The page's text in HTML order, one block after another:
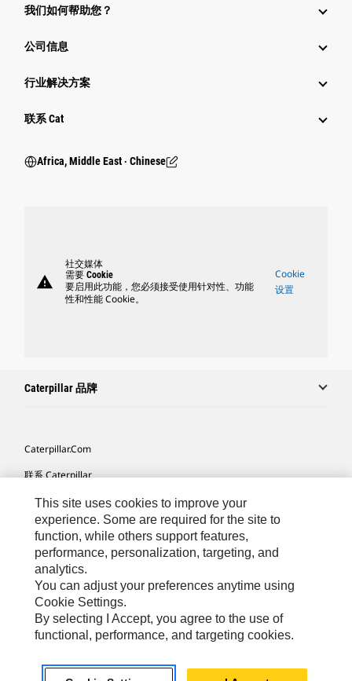
我们如何帮助您？
公司信息
行业解决方案
行业
联系 Cat
Africa, Middle East ‧ Chinese
warning
社交媒体
需要 Cookie
要启用此功能，您必须接受使用针对性、功能
性和性能 Cookie。
Cookie
设置
Caterpillar 品牌
Caterpillar.com
联系 Caterpillar
我的营销首选项
站点地图
Cookie Settings
法律
隐私
Africa, Middle East ‧ Chinese© 2026 Caterpillar. 保留所有权利
This site uses cookies to improve your
experience. Some are required for the site to
function, while others support features,
performance, personalization, targeting, and
analytics.
You can adjust your preferences anytime using
Cookie Settings.
By selecting I Accept, you agree to the use of
functional, performance, and targeting cookies.